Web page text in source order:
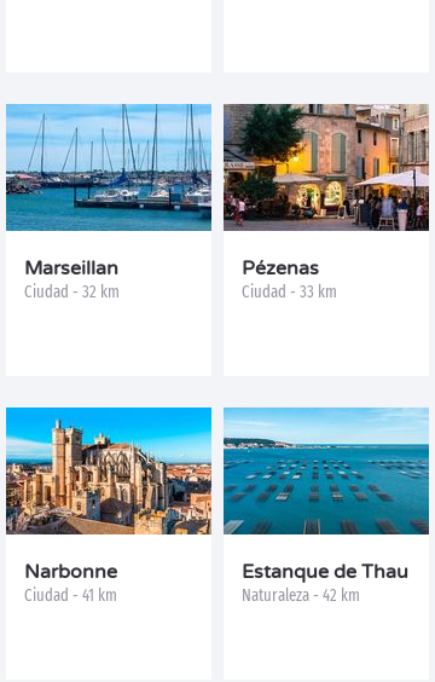
Marseillan
Ciudad - 32 km
Pézenas
Ciudad - 33 km
Narbonne
Ciudad - 41 km
Estanque de Thau
Naturaleza - 42 km